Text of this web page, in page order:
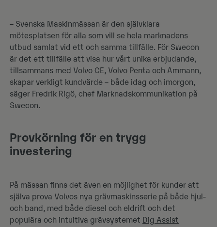
– Svenska Maskinmässan är den självklara
mötesplatsen för alla som vill se hela marknadens
utbud samlat vid ett och samma tillfälle. För Swecon
är det ett tillfälle att visa hur vårt unika erbjudande,
tillsammans med Volvo CE, Volvo Penta och Ammann,
skapar verkligt kundvärde – både idag och imorgon,
säger Fredrik Rigö, chef Marknadskommunikation på
Swecon.
Provkörning för en trygg
investering
På mässan finns det även en möjlighet för kunder att
själva prova Volvos nya grävmaskinsserie på både hjul-
och band, med både diesel och eldrift och det
populära och intuitiva grävsystemet Dig Assist